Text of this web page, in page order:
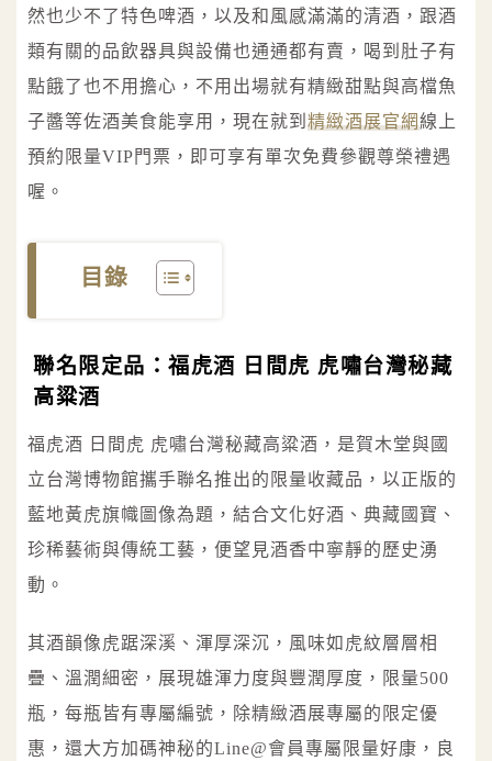
然也少不了特色啤酒，以及和風感滿滿的清酒，跟酒
類有關的品飲器具與設備也通通都有賣，喝到肚子有
點餓了也不用擔心，不用出場就有精緻甜點與高檔魚
子醬等佐酒美食能享用，現在就到 精緻酒展官網線上
預約限量VIP門票，即可享有單次免費參觀尊榮禮遇
喔。
目錄
聯名限定品：福虎酒 日間虎 虎嘯台灣秘藏
高粱酒
福虎酒 日間虎 虎嘯台灣秘藏高粱酒，是賀木堂與國
立台灣博物館攜手聯名推出的限量收藏品，以正版的
藍地黃虎旗幟圖像為題，結合文化好酒、典藏國寶、
珍稀藝術與傳統工藝，便望見酒香中寧靜的歷史湧
動。
其酒韻像虎踞深溪、渾厚深沉，風味如虎紋層層相
疊、溫潤細密，展現雄渾力度與豐潤厚度，限量500
瓶，每瓶皆有專屬編號，除精緻酒展專屬的限定優
惠，還大方加碼神秘的Line@會員專屬限量好康，良